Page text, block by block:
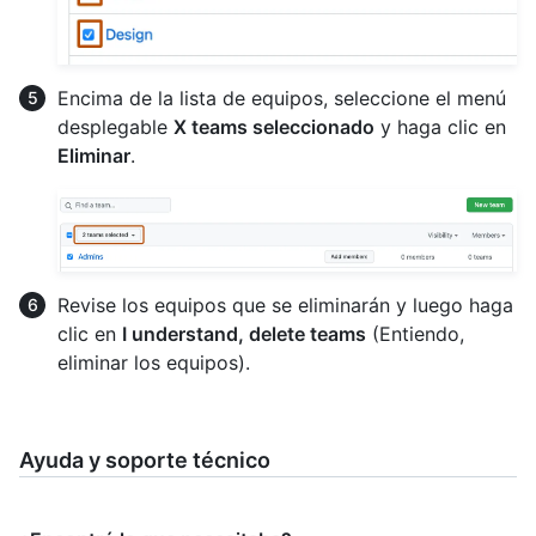
Encima de la lista de equipos, seleccione el menú
desplegable X teams seleccionado y haga clic en
Eliminar.
Revise los equipos que se eliminarán y luego haga
clic en I understand, delete teams (Entiendo,
eliminar los equipos).
Ayuda y soporte técnico